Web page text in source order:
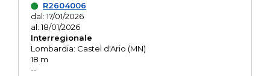
R2604006
dal: 17/01/2026
al: 18/01/2026
Interregionale
Lombardia: Castel d'Ario (MN)
18 m
--